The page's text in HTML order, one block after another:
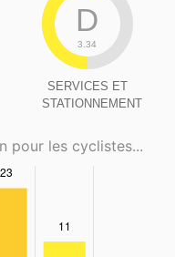
D
3.34
SERVICES ET
STATIONNEMENT
pour les cyclistes...